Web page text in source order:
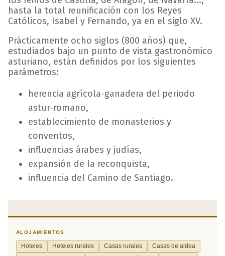
hasta la total reunificación con los Reyes
Católicos, Isabel y Fernando, ya en el siglo XV.
Prácticamente ocho siglos (800 años) que,
estudiados bajo un punto de vista gastronómico
asturiano, están definidos por los siguientes
parámetros:
herencia agrícola-ganadera del periodo
astur-romano,
establecimiento de monasterios y
conventos,
influencias árabes y judías,
expansión de la reconquista,
influencia del Camino de Santiago.